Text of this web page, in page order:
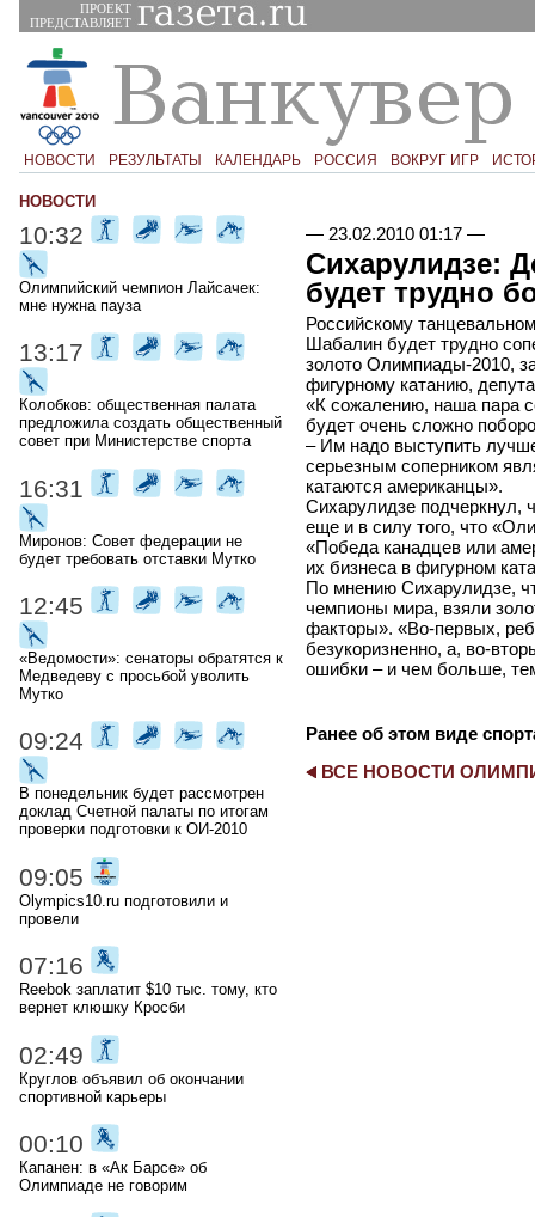
ПРОЕКТ
ПРЕДСТАВЛЯЕТ
НОВОСТИ РЕЗУЛЬТАТЫ КАЛЕНДАРЬ РОССИЯ ВОКРУГ ИГР
— 23.02.2010 01:17—
Сихарулидзе:
будет трудно
Российскому
Шабалин будет трудно
золото Олимпиады-2010,
фигурному катанию,
«К сожалению, наша пара
будет очень сложно
– Им надо выступить
серьезным соперником
катаются американцы».
Сихарулидзе подчеркнул,
еще и в силу того, что
«Победа канадцев или
их бизнеса в фигурном
По мнению Сихарулидзе,
чемпионы мира, взяли
факторы». «Во-первых,
безукоризненно, а, во-
ошибки – и чем больше,
Ранее об этом виде
ВСЕ НОВОСТИ
НОВОСТИ
10:32
Олимпийский чемпион Лайсачек:
мне нужна пауза
13:17
Колобков: общественная палата
предложила создать общественный
совет при Министерстве спорта
16:31
Миронов: Совет федерации не
будет требовать отставки Мутко
12:45
«Ведомости»: сенаторы обратятся к
Медведеву с просьбой уволить
Мутко
09:24
В понедельник будет рассмотрен
доклад Счетной палаты по итогам
проверки подготовки к ОИ-2010
09:05
Olympics10.ru подготовили и
провели
07:16
Reebok заплатит $10 тыс. тому, кто
вернет клюшку Кросби
02:49
Круглов объявил об окончании
спортивной карьеры
00:10
Капанен: в «Ак Барсе» об
Олимпиаде не говорим